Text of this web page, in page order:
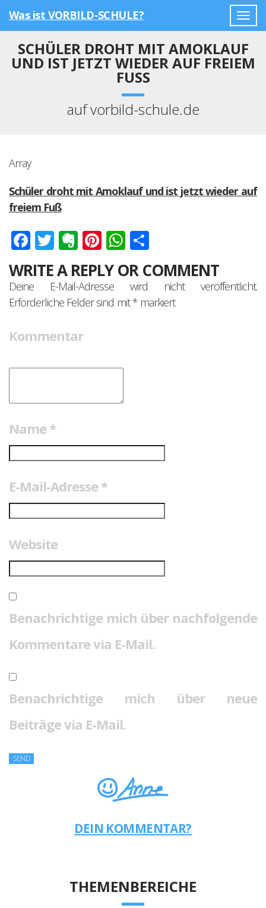
Was ist VORBILD-SCHULE?
SCHÜLER DROHT MIT AMOKLAUF
UND IST JETZT WIEDER AUF FREIEM
FUSS
auf vorbild-schule.de
Array
Schüler droht mit Amoklauf und ist jetzt wieder auf
freiem Fuß
Facebook
Twitter
Evernote
Pinterest
WhatsApp
WRITE A REPLY OR COMMENT
Deine E-Mail-Adresse wird nicht veröffentlicht.
Erforderliche Felder sind mit*markiert
Kommentar
Name *
E-Mail-Adresse *
Website
Benachrichtige mich über nachfolgende
Kommentare via E-Mail.
Benachrichtige mich über neue
Beiträge via E-Mail.
DEIN KOMMENTAR?
THEMENBEREICHE